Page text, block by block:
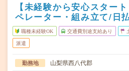
【未経験から安心スター
ペレーター・組み立て/日
職種未経験OK 交通費別途支給あり
派遣
勤務地 山梨県西八代郡